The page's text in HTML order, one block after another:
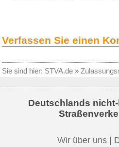
Verfassen Sie einen
Sie sind hier: STVA.de »
Deutschlands
Wir über uns |